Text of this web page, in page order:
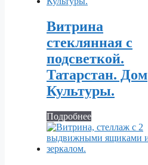
Витрина
стеклянная с
подсветкой.
Татарстан. Дом
Культуры.
Подробнее